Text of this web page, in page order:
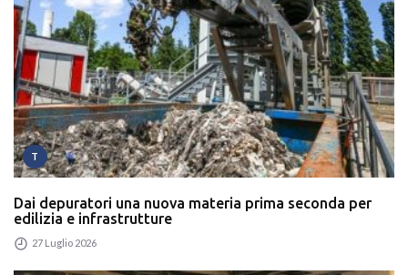
T
Dai depuratori una nuova materia prima seconda per
edilizia e infrastrutture
27 Luglio 2026